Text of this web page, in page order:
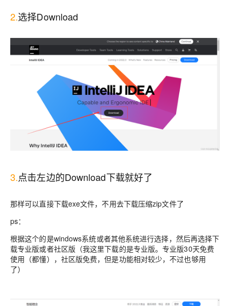
2.选择Download
3.点击左边的Download下载就好了
那样可以直接下载exe文件，不用去下载压缩zip文件了
ps：
根据这个的是windows系统或者其他系统进行选择，然后再选择下
载专业版或者社区版（我这里下载的是专业版。专业版30天免费
使用（都懂），社区版免费，但是功能相对较少，不过也够用
了）